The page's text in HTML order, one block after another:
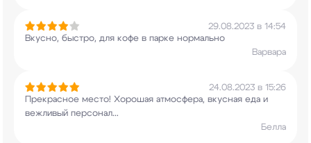
29.08.2023 в 14:54
Вкусно, быстро, для кофе в парке нормально
Варвара
24.08.2023 в 15:26
Прекрасное место! Хорошая атмосфера, вкусная еда и
вежливый персонал...
Белла